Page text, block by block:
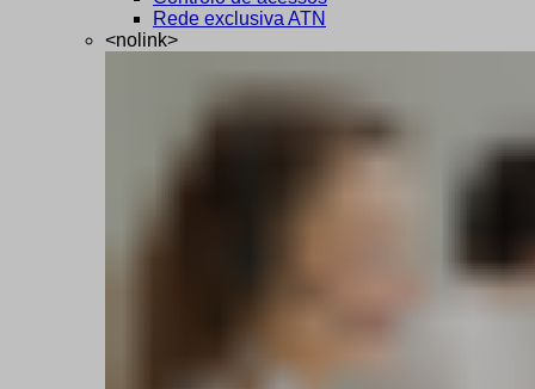
Rede exclusiva ATN
<nolink>